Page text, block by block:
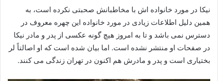
نیکا در مورد خانواده‌ اش با مخاطبانش صحبتی نکرده است، به
همین دلیل اطلاعات زیادی در مورد خانواده این چهره معروف در
دسترس نمی باشد و تا به امروز هیچ گونه عکسی از پدر و مادر نیکا
در صفحات او منتشر نشده است. اما بیان شده است که او اصالتاً لر
بختیاری است و پدر و مادرش هم اکنون در تهران زندگی می کنند.